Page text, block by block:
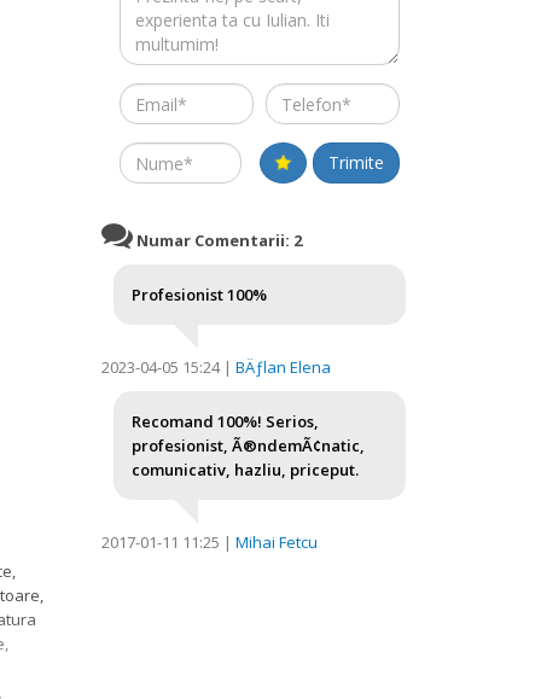
Email Telefon
Name Trimite
Numar Comentarii: 2
Profesionist 100%
2023-04-05 15:24 | BÄƒlan Elena
Recomand 100%! Serios,
profesionist, Ã®ndemÃ¢natic,
comunicativ, hazliu, priceput.
2017-01-11 11:25 | Mihai Fetcu